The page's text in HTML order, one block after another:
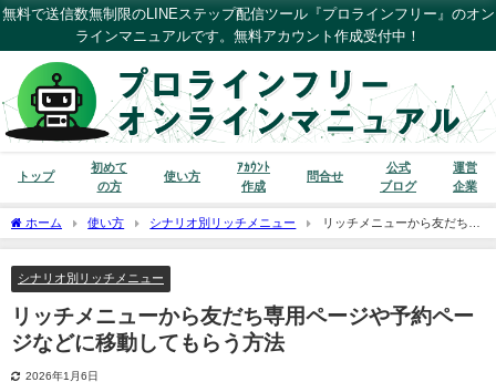
無料で送信数無制限のLINEステップ配信ツール『プロラインフリー』のオン
ラインマニュアルです。無料アカウント作成受付中！
トップ
初めて
の方
使い方
ｱｶｳﾝﾄ
作成
問合せ
公式
ブログ
運営
企業
ホーム 使い方 シナリオ別リッチメニュー
リッチメニューから友だち専
用ページや予約ページなどに移動してもらう方法
シナリオ別リッチメニュー
リッチメニューから友だち専用ページや予約ペー
ジなどに移動してもらう方法
2026年1月6日